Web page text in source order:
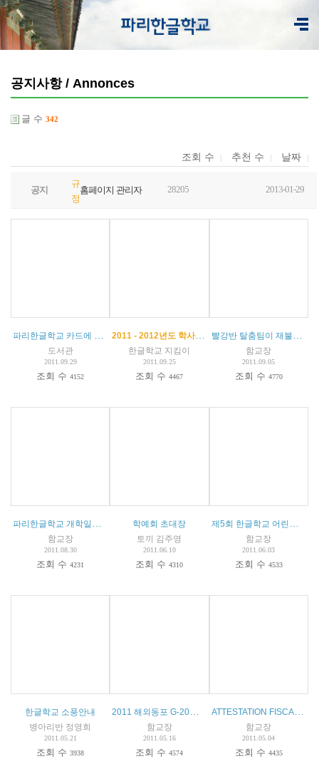
공지사항 / Annonces
글 수 342
조회 수 추천 수 날짜
공지
규
정
홈페이지 관리자 28205 2013-01-29
파리한글학교 카드에 대해 알려드립니다.
도서관
2011.09.29
조회 수4152
2011 - 2012년도 학사일정과 수업 시간표 안내
한글학교 지킴이
2011.09.25
조회 수4467
빨강반 탈춤팀이 재불한인회 한가위 대축제에 참가합니다.
함교장
2011.09.05
조회 수 4770
파리한글학교 개학일은 9월21일입니다.
함교장
2011.08.30
조회 수4231
학예회 초대장
토끼 김주영
2011.06.10
조회 수4310
제5회 한글학교 어린이 캠프 준비물및 안내
함교장
2011.06.03
조회 수 4533
한글학교 소풍안내
병아리반 정영희
2011.05.21
조회 수3938
2011 해외동포 G-20세대 여름 캠퍼스 프로그램(HoME) 참가자 모집
함교장
2011.05.16
조회 수4574
ATTESTATION FISCALE ANNEE 2010-2011
함교장
2011.05.04
조회 수 4435